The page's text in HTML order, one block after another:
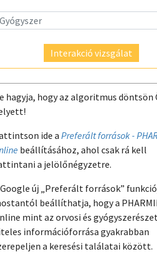
Interakció vizsgálat
hagyja, hogy az algoritmus döntsön
ide a Preferált források -
beállításához, ahol csak rá kell
a jelölőnégyzetre.
új „Preferált források”
beállíthatja, hogy a
mint az orvosi és
információforrása gyakrabban
a keresési találatai között.